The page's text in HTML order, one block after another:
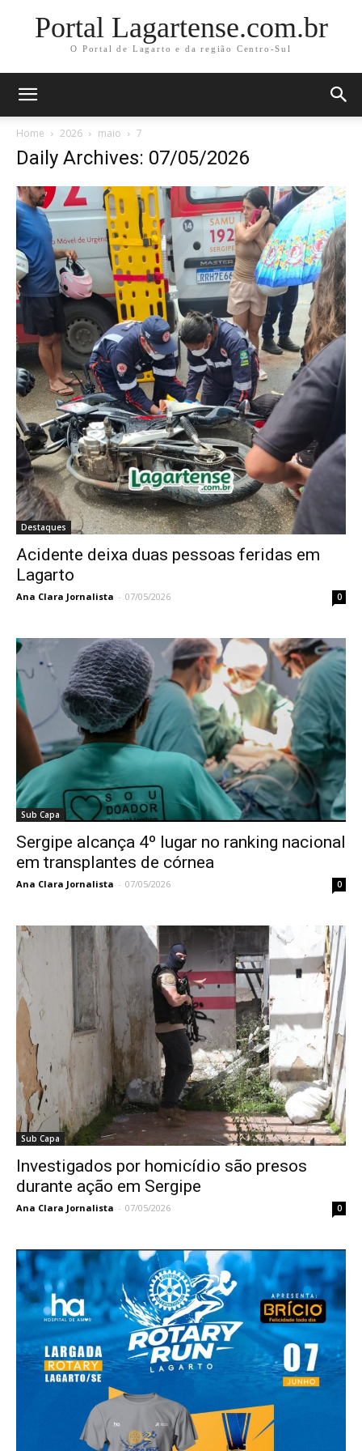
Portal Lagartense.com.br
O Portal de Lagarto e da região Centro-Sul
Home 2026 maio 7
Daily Archives: 07/05/2026
Destaques
Acidente deixa duas pessoas feridas em
Lagarto
Ana Clara Jornalista - 07/05/2026 0
Sub Capa
Sergipe alcança 4º lugar no ranking nacional
em transplantes de córnea
Ana Clara Jornalista - 07/05/2026 0
Sub Capa
Investigados por homicídio são presos
durante ação em Sergipe
Ana Clara Jornalista - 07/05/2026 0